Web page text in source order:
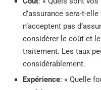
d’assurance sera-t-
n’acceptent pas
considérer le coût et
traitement. Les taux
considérablement.
Expérience: « Quelle